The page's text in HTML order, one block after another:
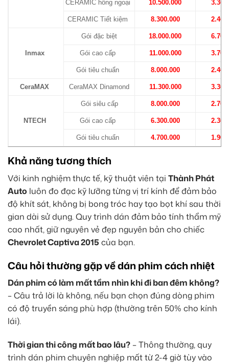
CERAMIC hồng ngoại 10.500.000
CERAMIC Tiết kiệm 8.300.000
Inmax
Gói đặc biệt 18.000.000
Gói cao cấp 11.000.000
Gói tiêu chuẩn 8.000.000
CeraMAX CeraMAX Dinamond 11.300.000
NTECH
Gói siêu cấp 8.000.000
Gói cao cấp 6.300.000
Gói tiêu chuẩn 4.700.000
Khả năng tương thích
Với kinh nghiệm thực tế, kỹ thuật viên tại Thành Phát
Auto luôn đo đạc kỹ lưỡng từng vị trí kính để đảm bảo
độ khít sát, không bị bong tróc hay tạo bọt khí sau thời
gian dài sử dụng. Quy trình dán đảm bảo tính thẩm mỹ
cao nhất, giữ nguyên vẻ đẹp nguyên bản cho chiếc
Chevrolet Captiva 2015 của bạn.
Câu hỏi thường gặp về dán phim cách nhiệt
Dán phim có làm mất tầm nhìn khi đi ban đêm không?
– Câu trả lời là không, nếu bạn chọn đúng dòng phim
có độ truyền sáng phù hợp (thường trên 50% cho kính
lái).
Thời gian thi công mất bao lâu? – Thông thường, quy
trình dán phim chuyên nghiệp mất từ 2-4 giờ tùy vào